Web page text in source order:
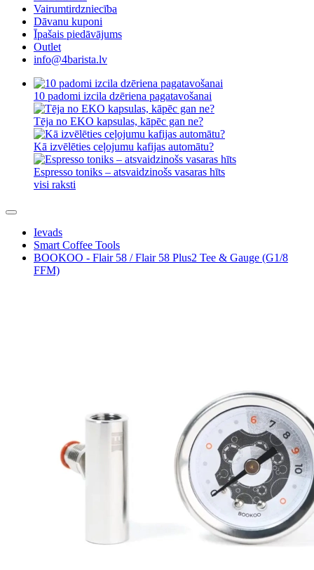
Vairumtirdzniecība
Dāvanu kuponi
Īpašais piedāvājums
Outlet
info@4barista.lv
10 padomi izcila dzēriena pagatavošanai
Tēja no EKO kapsulas, kāpēc gan ne?
Kā izvēlēties ceļojumu kafijas automātu?
Espresso toniks – atsvaidzinošs vasaras hīts
visi raksti
Ievads
Smart Coffee Tools
BOOKOO - Flair 58 / Flair 58 Plus2 Tee & Gauge (G1/8
FFM)